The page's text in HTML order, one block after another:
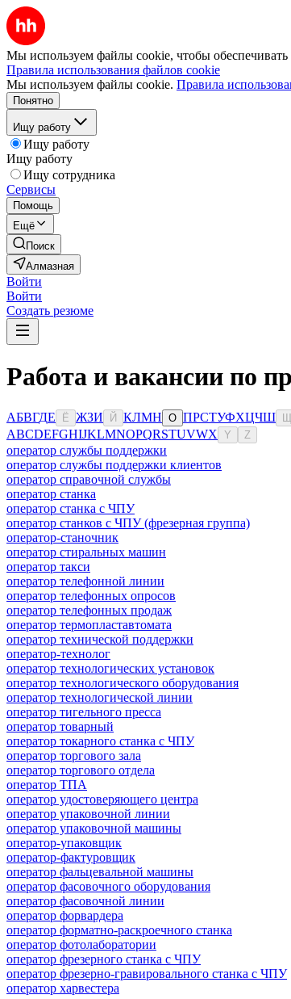
Мы используем файлы cookie, чтобы обеспечивать
Правила использования файлов cookie
Мы используем файлы cookie. Правила
Понятно
Ищу работу
Ищу работу
Ищу работу
Ищу сотрудника
Сервисы
Помощь
Ещё
Поиск
Алмазная
Войти
Войти
Создать резюме
Работа и вакансии по
АБВГДЕ Ё ЖЗИ Й КЛМН О ПРСТУФХЦЧШ
ABCDEFGHIJKLMNOPQRSTUVWX Y Z
оператор службы поддержки
оператор службы поддержки клиентов
оператор справочной службы
оператор станка
оператор станка с ЧПУ
оператор станков с ЧПУ (фрезерная группа)
оператор-станочник
оператор стиральных машин
оператор такси
оператор телефонной линии
оператор телефонных опросов
оператор телефонных продаж
оператор термопластавтомата
оператор технической поддержки
оператор-технолог
оператор технологических установок
оператор технологического оборудования
оператор технологической линии
оператор тигельного пресса
оператор товарный
оператор токарного станка с ЧПУ
оператор торгового зала
оператор торгового отдела
оператор ТПА
оператор удостоверяющего центра
оператор упаковочной линии
оператор упаковочной машины
оператор-упаковщик
оператор-фактуровщик
оператор фальцевальной машины
оператор фасовочного оборудования
оператор фасовочной линии
оператор форвардера
оператор форматно-раскроечного станка
оператор фотолаборатории
оператор фрезерного станка с ЧПУ
оператор фрезерно-гравировального станка с ЧПУ
оператор харвестера